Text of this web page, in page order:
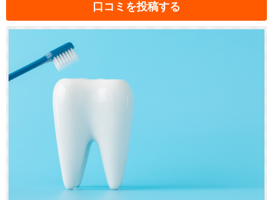
口コミを投稿する